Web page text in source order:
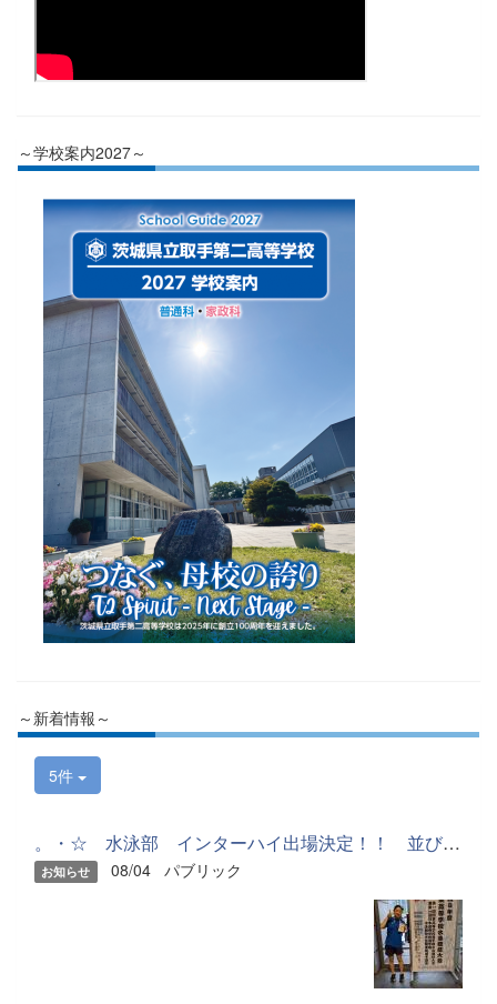
～学校案内2027～
～新着情報～
5件
。・☆ 水泳部 インターハイ出場決定！！ 並びに 大会報告 ☆...
お知らせ 08/04 パブリック